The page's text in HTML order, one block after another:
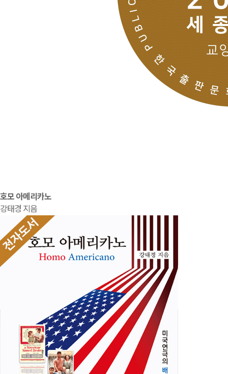
호모 아메리카노
강태경 지음